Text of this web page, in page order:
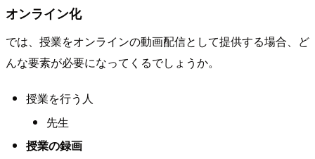
オンライン化
では、授業をオンラインの動画配信として提供する場合、ど
んな要素が必要になってくるでしょうか。
授業を行う人
先生
授業の録画